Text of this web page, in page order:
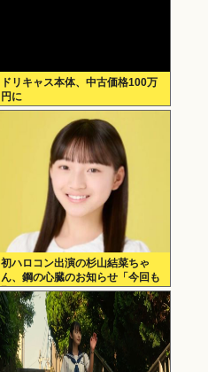
ドリキャス本体、中古価格100万
円に
初ハロコン出演の杉山結菜ちゃ
ん、鋼の心臓のお知らせ「今回も
緊張してません」